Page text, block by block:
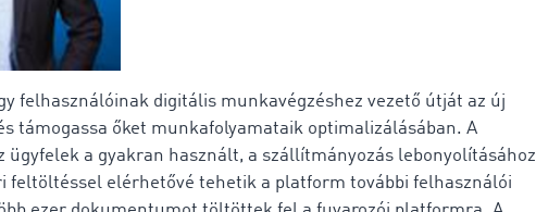
felhasználóinak digitális munkavégzéshez vezető útját az új
támogassa őket munkafolyamataik optimalizálásában. A
ügyfelek a gyakran használt, a szállítmányozás lebonyolításához
feltöltéssel elérhetővé tehetik a platform további felhasználói